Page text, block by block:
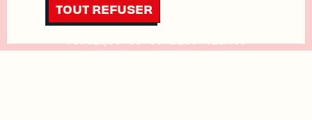
TOUT REFUSER
Politique de Cookies